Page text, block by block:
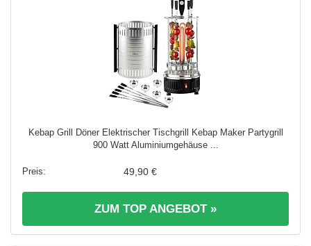
Kebap Grill Döner Elektrischer Tischgrill Kebap Maker Partygrill
900 Watt Aluminiumgehäuse ...
49,90 €
ZUM TOP ANGEBOT »